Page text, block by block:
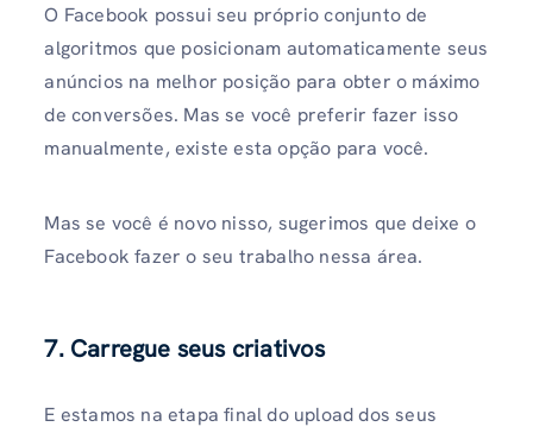
O Facebook possui seu próprio conjunto de
algoritmos que posicionam automaticamente seus
anúncios na melhor posição para obter o máximo
de conversões. Mas se você preferir fazer isso
manualmente, existe esta opção para você.
Mas se você é novo nisso, sugerimos que deixe o
Facebook fazer o seu trabalho nessa área.
7. Carregue seus criativos
E estamos na etapa final do upload dos seus